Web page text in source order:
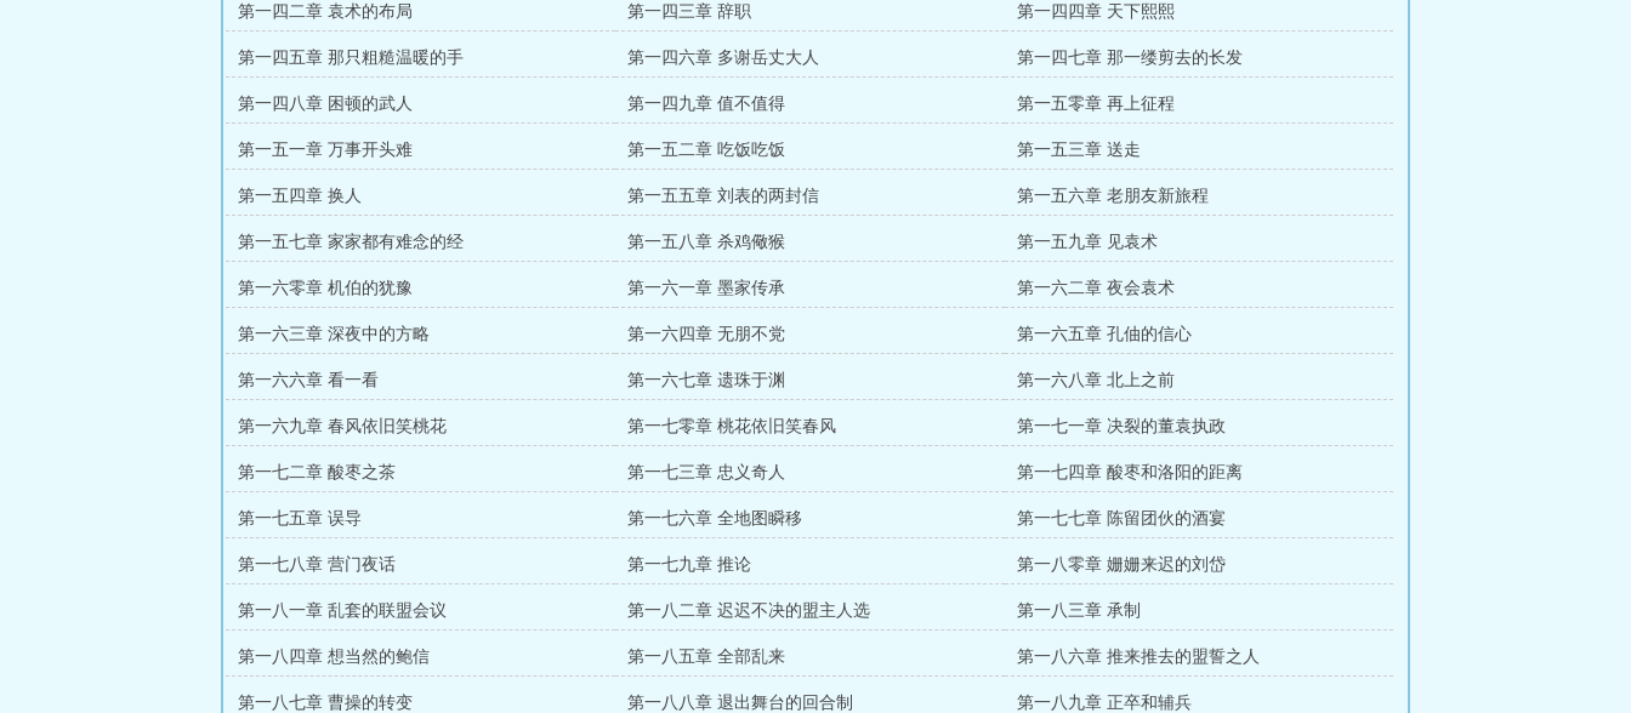
第一四二章 袁术的布局 第一四三章 辞职 第一四四章 天下熙熙
第一四五章 那只粗糙温暖的手 第一四六章 多谢岳丈大人 第一四七章 那一缕剪去的长发
第一四八章 困顿的武人 第一四九章 值不值得 第一五零章 再上征程
第一五一章 万事开头难 第一五二章 吃饭吃饭 第一五三章 送走
第一五四章 换人 第一五五章 刘表的两封信 第一五六章 老朋友新旅程
第一五七章 家家都有难念的经 第一五八章 杀鸡儆猴 第一五九章 见袁术
第一六零章 机伯的犹豫 第一六一章 墨家传承 第一六二章 夜会袁术
第一六三章 深夜中的方略 第一六四章 无朋不党 第一六五章 孔伷的信心
第一六六章 看一看 第一六七章 遗珠于渊 第一六八章 北上之前
第一六九章 春风依旧笑桃花 第一七零章 桃花依旧笑春风 第一七一章 决裂的董袁执政
第一七二章 酸枣之茶 第一七三章 忠义奇人 第一七四章 酸枣和洛阳的距离
第一七五章 误导 第一七六章 全地图瞬移 第一七七章 陈留团伙的酒宴
第一七八章 营门夜话 第一七九章 推论 第一八零章 姗姗来迟的刘岱
第一八一章 乱套的联盟会议 第一八二章 迟迟不决的盟主人选 第一八三章 承制
第一八四章 想当然的鲍信 第一八五章 全部乱来 第一八六章 推来推去的盟誓之人
第一八七章 曹操的转变 第一八八章 退出舞台的回合制 第一八九章 正卒和辅兵